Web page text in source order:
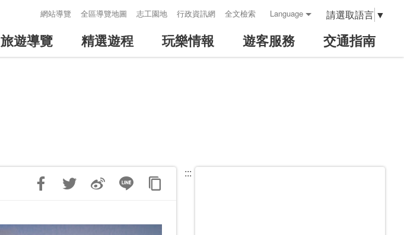
網站導覽 全區導覽地圖 志工園地 行政資訊網 全文檢索 Language 請選取語言 ▼
旅遊導覽 精選遊程 玩樂情報 遊客服務 交通指南
:::